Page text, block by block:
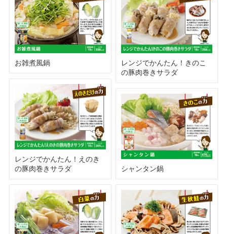
お雑煮風鍋
レンジでかんたん！きのこ
の豚肉巻きサラダ
レンジでかんたん！えのき
の豚肉巻きサラダ
シャンタン鍋